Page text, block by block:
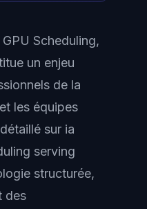
Scheduling,
un enjeu
de la
les équipes
sur ia
serving
structurée,
des